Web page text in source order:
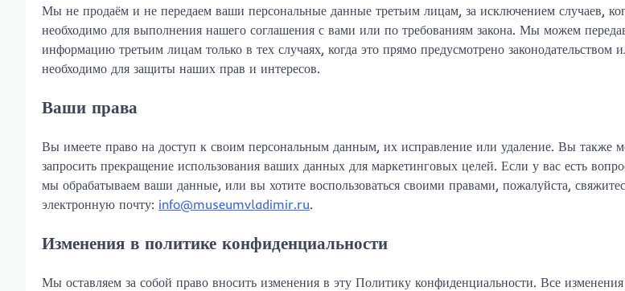
Мы не продаём и не передаем ваши персональные данные третьим лицам, за исключением случаев,
необходимо для выполнения нашего соглашения с вами или по требованиям закона. Мы можем
информацию третьим лицам только в тех случаях, когда это прямо предусмотрено законодательством
необходимо для защиты наших прав и интересов.
Ваши права
Вы имеете право на доступ к своим персональным данным, их исправление или удаление. Вы также
запросить прекращение использования ваших данных для маркетинговых целей. Если у вас есть
мы обрабатываем ваши данные, или вы хотите воспользоваться своими правами, пожалуйста,
электронную почту: info@museumvladimir.ru.
Изменения в политике конфиденциальности
Мы оставляем за собой право вносить изменения в эту Политику конфиденциальности. Все изменения